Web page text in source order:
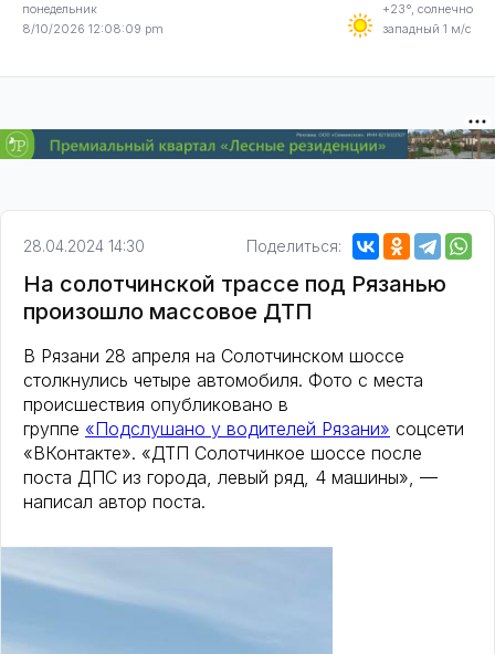
понедельник
8/10/2026 12:08:09 pm
+23°, солнечно
западный 1 м/с
28.04.2024 14:30 Поделиться:
На солотчинской трассе под Рязанью
произошло массовое ДТП
В Рязани 28 апреля на Солотчинском шоссе
столкнулись четыре автомобиля. Фото с места
происшествия опубликовано в
группе «Подслушано у водителей Рязани» соцсети
«ВКонтакте». «ДТП Солотчинкое шоссе после
поста ДПС из города, левый ряд, 4 машины», —
написал автор поста.